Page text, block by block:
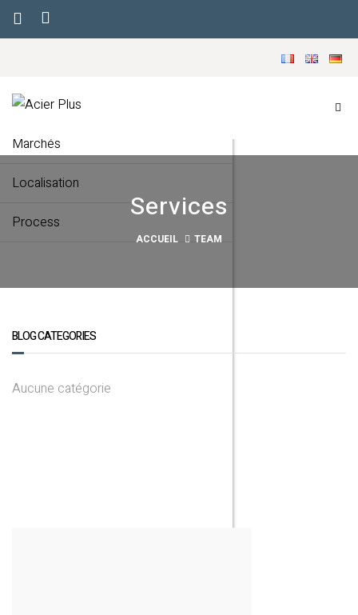
Services
ACCUEIL TEAM
BLOG CATEGORIES
Aucune catégorie
Notre société
Marchés
Localisation
Process